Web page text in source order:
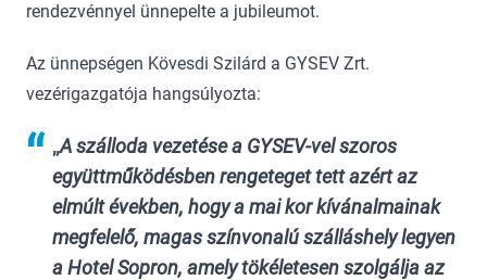
rendezvénnyel ünnepelte a jubileumot.
Az ünnepségen Kövesdi Szilárd a GYSEV Zrt.
vezérigazgatója hangsúlyozta:
„A szálloda vezetése a GYSEV-vel szoros
együttműködésben rengeteget tett azért az
elmúlt években, hogy a mai kor kívánalmainak
megfelelő, magas színvonalú szálláshely legyen
a Hotel Sopron, amely tökéletesen szolgálja az